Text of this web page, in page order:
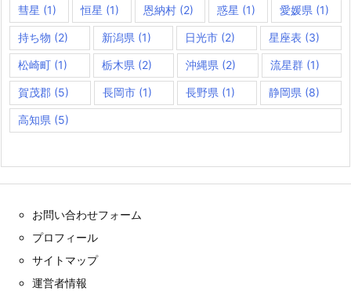
彗星 (1) 恒星 (1) 恩納村(2) 惑星 (1) 愛媛県 (1)
持ち物 (2) 新潟県 (1) 日光市 (2) 星座表 (3)
松崎町 (1) 栃木県 (2) 沖縄県 (2) 流星群(1)
賀茂郡 (5) 長岡市 (1) 長野県 (1) 静岡県 (8)
高知県 (5)
お問い合わせフォーム
プロフィール
サイトマップ
運営者情報